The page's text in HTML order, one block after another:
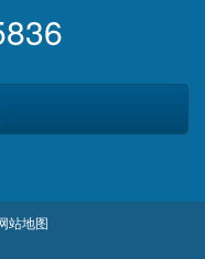
站地图